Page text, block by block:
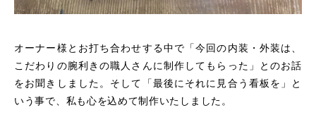
オーナー様とお打ち合わせする中で「今回の内装・外装は、
こだわりの腕利きの職人さんに制作してもらった」とのお話
をお聞きしました。そして「最後にそれに見合う看板を」と
いう事で、私も心を込めて制作いたしました。